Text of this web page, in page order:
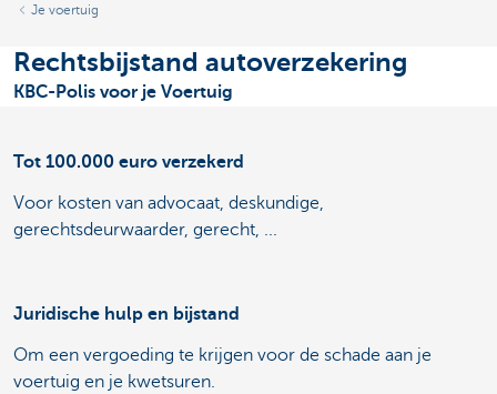
Je voertuig
Rechtsbijstand autoverzekering
KBC-Polis voor je Voertuig
Tot 100.000 euro verzekerd
Voor kosten van advocaat, deskundige,
gerechtsdeurwaarder, gerecht, ...
Juridische hulp en bijstand
Om een vergoeding te krijgen voor de schade aan je
voertuig en je kwetsuren.